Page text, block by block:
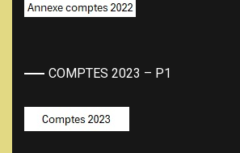
COMPTES 2023 – P1